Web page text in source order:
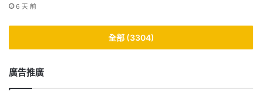
6 天 前
全部 (3304)
廣告推廣